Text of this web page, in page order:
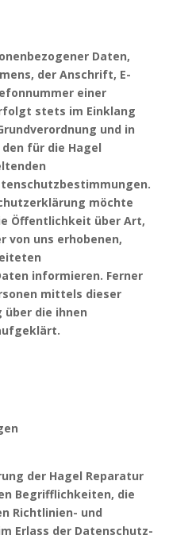
Daten,
der Anschrift, E-
einer
stets im Einklang
und in
für die Hagel
möchte
Öffentlichkeit über Art,
von uns erhobenen,
informieren. Ferner
mittels dieser
die ihnen
der Hagel Reparatur
Begrifflichkeiten, die
Richtlinien- und
Erlass der Datenschutz-